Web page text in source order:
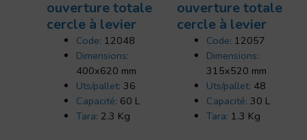
ouverture totale
cercle à levier
Code: 12048
Dimensions:
400x620 mm
Uts/pallet: 36
Capacité: 60 L
Tara: 2.3 Kg
ouverture totale
cercle à levier
Code: 12057
Dimensions:
315x520 mm
Uts/pallet: 48
Capacité: 30 L
Tara: 1.3 Kg